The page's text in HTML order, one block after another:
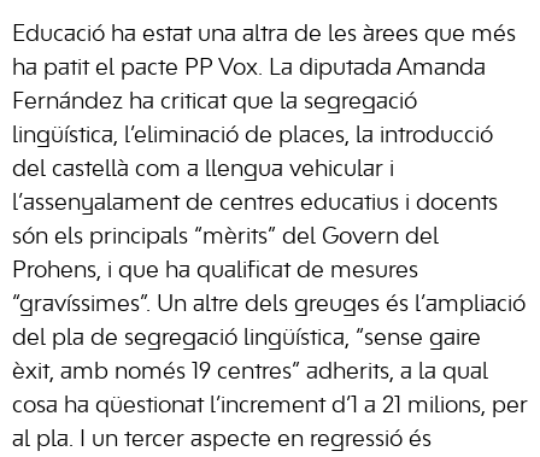
Educació ha estat una altra de les àrees que més
ha patit el pacte PP Vox. La diputada Amanda
Fernández ha criticat que la segregació
lingüística, l’eliminació de places, la introducció
del castellà com a llengua vehicular i
l’assenyalament de centres educatius i docents
són els principals “mèrits” del Govern del
Prohens, i que ha qualificat de mesures
“gravíssimes”. Un altre dels greuges és l’ampliació
del pla de segregació lingüística, “sense gaire
èxit, amb només 19 centres” adherits, a la qual
cosa ha qüestionat l’increment d’1 a 21 milions, per
al pla. I un tercer aspecte en regressió és